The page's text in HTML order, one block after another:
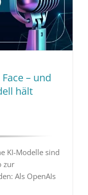
– und
hält
KI-Modelle sind
zur
Als OpenAIs